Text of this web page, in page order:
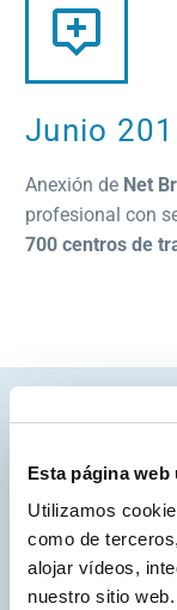
Esta página web
Utilizamos
como de
alojar vídeos,
nuestro sitio
Junio
Anexión de Net
profesional con
700 centros de